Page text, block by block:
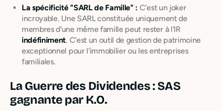
La spécificité "SARL de Famille" : C'est un joker
incroyable. Une SARL constituée uniquement de
membres d'une même famille peut rester à l'IR
indéfiniment. C'est un outil de gestion de patrimoine
exceptionnel pour l'immobilier ou les entreprises
familiales.
La Guerre des Dividendes : SAS
gagnante par K.O.